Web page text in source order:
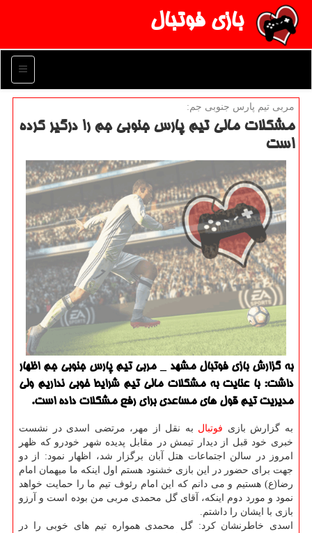
بازی فوتبال
منو
مربی تیم پارس جنوبی جم:
مشكلات مالی تیم پارس جنوبی جم را درگیر كرده
است
به گزارش بازی فوتبال مشهد _ مربی تیم پارس جنوبی جم اظهار
داشت: با عنایت به مشكلات مالی تیم شرایط خوبی نداریم ولی
مدیریت تیم قول های مساعدی برای رفع مشكلات داده است.
به گزارش بازی فوتبال به نقل از مهر، مرتضی اسدی در نشست
خبری خود قبل از دیدار تیمش در مقابل پدیده شهر خودرو كه ظهر
امروز در سالن اجتماعات هتل آبان برگزار شد، اظهار نمود: از دو
جهت برای حضور در این بازی خشنود هستم اول اینكه ما میهمان امام
رضا(ع) هستیم و می دانم كه این امام رئوف تیم ما را حمایت خواهد
نمود و مورد دوم اینكه، آقای گل محمدی مربی من بوده است و آرزو
بازی با ایشان را داشتم.
اسدی خاطرنشان كرد: گل محمدی همواره تیم های خوبی را در